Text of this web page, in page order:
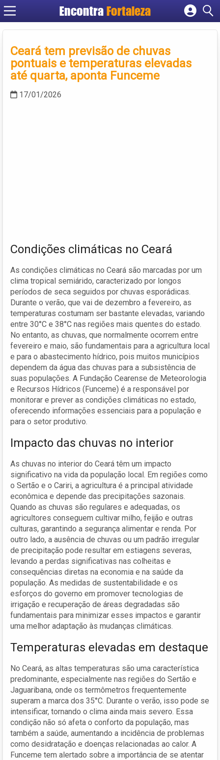
EncontraFortaleza
Cadastrar empresa
Criar conta
Ceará tem previsão de chuvas
pontuais e temperaturas elevadas
até quarta, aponta Funceme
17/01/2026
Condições climáticas no Ceará
As condições climáticas no Ceará são marcadas por um
clima tropical semiárido, caracterizado por longos
períodos de seca seguidos por chuvas esporádicas.
Durante o verão, que vai de dezembro a fevereiro, as
temperaturas costumam ser bastante elevadas, variando
entre 30°C e 38°C nas regiões mais quentes do estado.
No entanto, as chuvas, que normalmente ocorrem entre
fevereiro e maio, são fundamentais para a agricultura local
e para o abastecimento hídrico, pois muitos municípios
dependem da água das chuvas para a subsistência de
suas populações. A Fundação Cearense de Meteorologia
e Recursos Hídricos (Funceme) é a responsável por
monitorar e prever as condições climáticas no estado,
oferecendo informações essenciais para a população e
para o setor produtivo.
Impacto das chuvas no interior
As chuvas no interior do Ceará têm um impacto
significativo na vida da população local. Em regiões como
o Sertão e o Cariri, a agricultura é a principal atividade
econômica e depende das precipitações sazonais.
Quando as chuvas são regulares e adequadas, os
agricultores conseguem cultivar milho, feijão e outras
culturas, garantindo a segurança alimentar e renda. Por
outro lado, a ausência de chuvas ou um padrão irregular
de precipitação pode resultar em estiagens severas,
levando a perdas significativas nas colheitas e
consequências diretas na economia e na saúde da
população. As medidas de sustentabilidade e os
esforços do governo em promover tecnologias de
irrigação e recuperação de áreas degradadas são
fundamentais para minimizar esses impactos e garantir
uma melhor adaptação às mudanças climáticas.
Temperaturas elevadas em destaque
No Ceará, as altas temperaturas são uma característica
predominante, especialmente nas regiões do Sertão e
Jaguaribana, onde os termômetros frequentemente
superam a marca dos 35°C. Durante o verão, isso pode se
intensificar, tornando o clima ainda mais severo. Essa
condição não só afeta o conforto da população, mas
também a saúde, aumentando a incidência de problemas
como desidratação e doenças relacionadas ao calor. A
Funceme tem alertado sobre a importância de se atentar